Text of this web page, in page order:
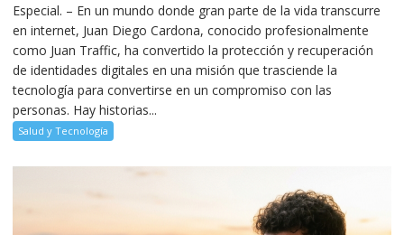
Especial. – En un mundo donde gran parte de la vida transcurre
en internet, Juan Diego Cardona, conocido profesionalmente
como Juan Traffic, ha convertido la protección y recuperación
de identidades digitales en una misión que trasciende la
tecnología para convertirse en un compromiso con las
personas. Hay historias...
Salud y Tecnología